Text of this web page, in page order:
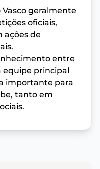
geralmente
oficiais,
ações de
entre
equipe principal
importante para
tanto em